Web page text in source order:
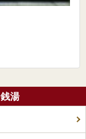
湯